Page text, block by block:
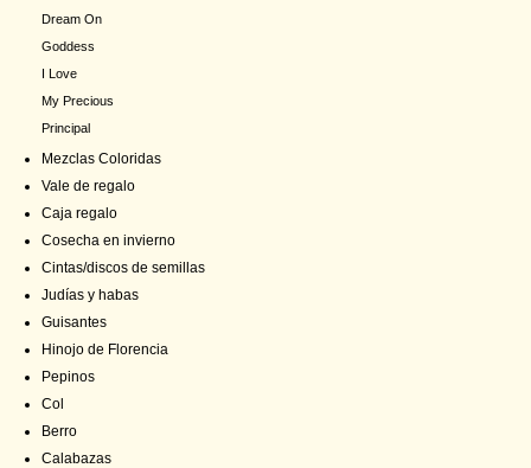
Dream On
Goddess
I Love
My Precious
Principal
Mezclas Coloridas
Vale de regalo
Caja regalo
Cosecha en invierno
Cintas/discos de semillas
Judías y habas
Guisantes
Hinojo de Florencia
Pepinos
Col
Berro
Calabazas